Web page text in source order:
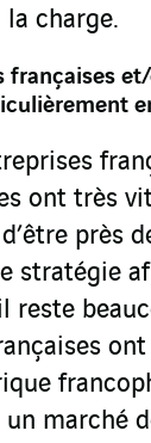
charge.
françaises
ont très
près
stratégie
reste
ont
marché